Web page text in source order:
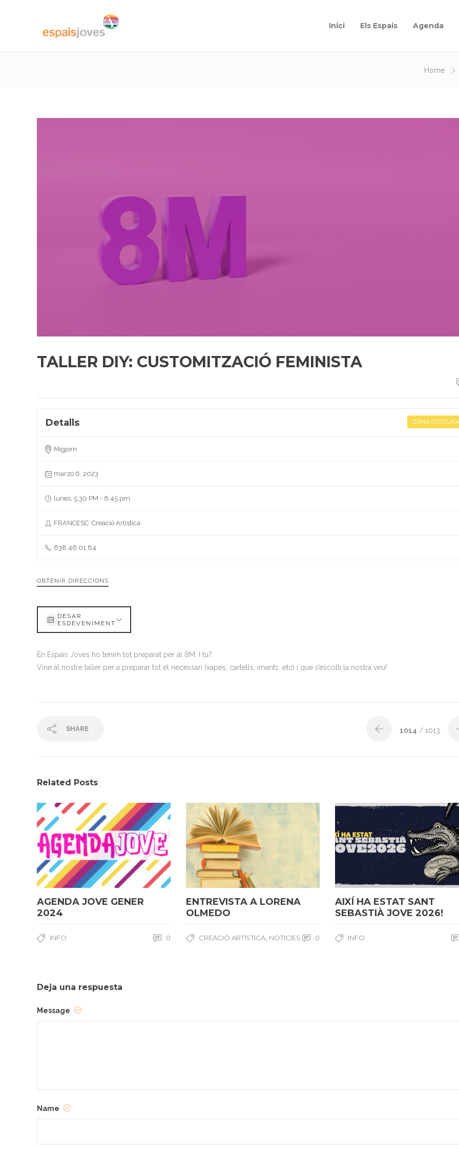
Inici Els Espais Agenda
Home
TALLER DIY: CUSTOMITZACIÓ FEMINISTA
ZONA COSTURA
Detalls
Migjorn
marzo 6, 2023
lunes, 5:30 PM - 6:45 pm
FRANCESC: Creació Artística
638 46 01 84
OBTENIR DIRECCIONS
DESAR
ESDEVENIMENT
En Espais Joves ho tenim tot preparat per al 8M. I tu?
Vine al nostre taller per a preparar tot el necessari (xapes, cartells, imants ,etc) i que s’escolti la nostra veu!
SHARE 1014 / 1013
Related Posts
AGENDA JOVE GENER
2024
INFO 0
ENTREVISTA A LORENA
OLMEDO
CREACIÓ ARTÍSTICA, NOTICIES 0
AIXÍ HA ESTAT SANT
SEBASTIÀ JOVE 2026!
INFO
Deja una respuesta
Message
Name